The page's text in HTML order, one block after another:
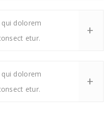
dolorem
etur.
dolorem
etur.